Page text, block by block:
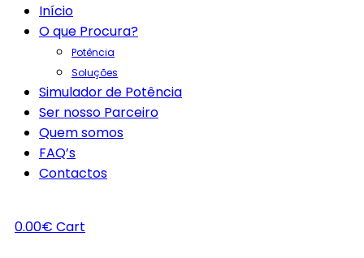
Início
O que Procura?
Potência
Soluções
Simulador de Potência
Ser nosso Parceiro
Quem somos
FAQ’s
Contactos
0.00€ Cart